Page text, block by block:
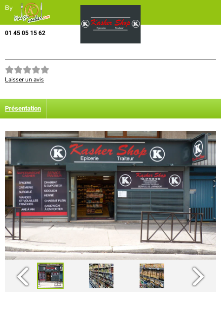
By
01 45 05 15 62
Laisser un avis
Présentation